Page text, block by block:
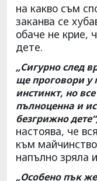
на какво съм
заканва се
обаче не крие,
дете.
„Сигурно след
ще проговори у
инстинкт, но
пълноценна и
безгрижно
настоява, че
към
напълно зряла
„Особено пък